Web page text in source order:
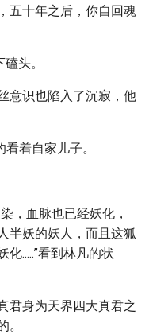
五十年之后，你自回魂
头。
意识也陷入了沉寂，他
看着自家儿子。
，血脉也已经妖化，
半妖的妖人，而且这狐
.....”看到林凡的状
君身为天界四大真君之